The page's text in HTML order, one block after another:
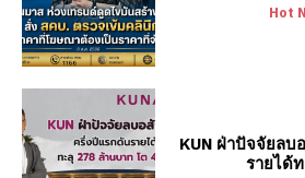
Hot
KUN ฝ่าปัจจัยลบ
รายได้